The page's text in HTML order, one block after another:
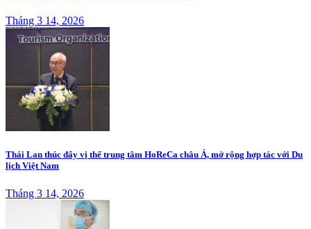
Tháng 3 14, 2026
Thái Lan thúc đẩy vị thế trung tâm HoReCa châu Á, mở rộng hợp tác với Du
lịch Việt Nam
Tháng 3 14, 2026